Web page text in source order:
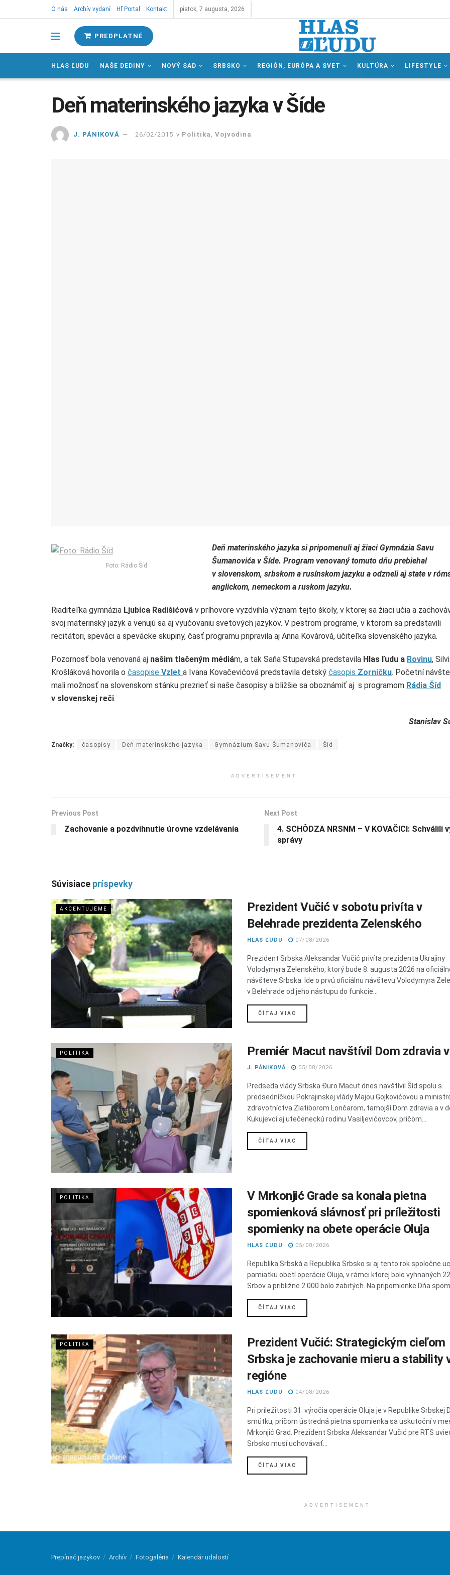
O nás Archív vydaní Hľ Portal Kontakt piatok, 7 augusta, 2026
PREDPLATNÉ
HLAS ĽUDU NAŠE DEDINY NOVÝ SAD SRBSKO REGIÓN, EURÓPA A SVET KULTÚRA LIFESTYLE
Deň materinského jazyka v Šíde
J. PÁNIKOVÁ 26/02/2015 v Politika Vojvodina
Foto: Rádio Šíd
Deň materinského jazyka si pripomenuli aj žiaci Gymnázia Savu
Šumanovića v Šíde. Program venovaný tomuto dňu prebiehal
v slovenskom, srbskom a rusínskom jazyku a odzneli aj state v
anglickom, nemeckom a ruskom jazyku.
Riaditeľka gymnázia Ljubica Radišićová v príhovore vyzdvihla význam tejto školy, v ktorej sa žiaci učia a
svoj materinský jazyk a venujú sa aj vyučovaniu svetových jazykov. V pestrom programe, v ktorom sa predstavili
recitátori, speváci a spevácke skupiny, časť programu pripravila aj Anna Kovárová, učiteľka slovenského jazyka.
Pozornosť bola venovaná aj našim tlačeným médiám, a tak Saňa Stupavská predstavila Hlas ľudu a Rovinu,
Krošláková hovorila o časopise Vzlet a Ivana Kovačevićová predstavila detský časopis Zorničku. Početní
mali možnosť na slovenskom stánku prezrieť si naše časopisy a bližšie sa oboznámiť aj s programom Rádia Šíd
v slovenskej reči.
Stanislav
Značky: časopisy Deň materinského jazyka Gymnázium Savu Šumanovića Šíd
ADVERTISEMENT
Previous Post
Zachovanie a pozdvihnutie úrovne vzdelávania
Next Post
4. SCHÔDZA NRSNM – V KOVAČICI: Schválili
správy
Súvisiace príspevky
AKCENTUJEME
Prezident Vučić v sobotu privíta v
Belehrade prezidenta Zelenského
HLAS ĽUDU 07/08/2026
Prezident Srbska Aleksandar Vučić privíta prezidenta Ukrajiny
Volodymyra Zelenského, ktorý bude 8. augusta 2026 na
návšteve Srbska. Ide o prvú oficiálnu návštevu Volodymyra
v Belehrade od jeho nástupu do funkcie...
ČÍTAJ VIAC
POLITIKA Premiér Macut navštívil Dom zdravia
J. PÁNIKOVÁ 05/08/2026
Predseda vlády Srbska Đuro Macut dnes navštívil Šíd spolu s
predsedníčkou Pokrajinskej vlády Majou Gojkovićovou a
zdravotníctva Zlatiborom Lončarom, tamojší Dom zdravia a v
Kukujevci aj utečeneckú rodinu Vasiljevićovcov, pričom...
ČÍTAJ VIAC
POLITIKA
V Mrkonjić Grade sa konala pietna
spomienková slávnosť pri príležitosti
spomienky na obete operácie Oluja
HLAS ĽUDU 05/08/2026
Republika Srbská a Republika Srbsko si aj tento rok spoločne
pamiatku obetí operácie Oluja, v rámci ktorej bolo vyhnaných
Srbov a približne 2 000 bolo zabitých. Na pripomienke Dňa
ČÍTAJ VIAC
POLITIKA
Prezident Vučić: Strategickým cieľom
Srbska je zachovanie mieru a stability
regióne
HLAS ĽUDU 04/08/2026
Pri príležitosti 31. výročia operácie Oluja je v Republike Srbskej
smútku, pričom ústredná pietna spomienka sa uskutoční v
Mrkonjić Grad. Prezident Srbska Aleksandar Vučić pre RTS
Srbsko musí uchovávať...
ČÍTAJ VIAC
ADVERTISEMENT
Prepínač jazykov Archív Fotogaléria Kalendár udalostí